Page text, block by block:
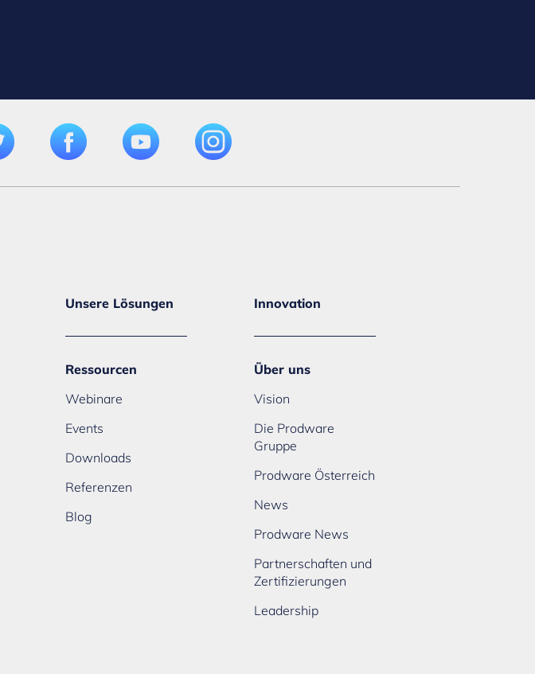
Unsere Lösungen
Ressourcen
Webinare
Events
Downloads
Referenzen
Blog
Innovation
Über uns
Vision
Die Prodware
Gruppe
Prodware Österreich
News
Prodware News
Partnerschaften und
Zertifizierungen
Leadership